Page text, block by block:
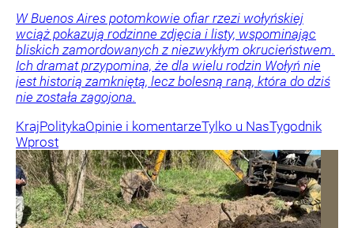
W Buenos Aires potomkowie ofiar rzezi wołyńskiej
wciąż pokazują rodzinne zdjęcia i listy, wspominając
bliskich zamordowanych z niezwykłym okrucieństwem.
Ich dramat przypomina, że dla wielu rodzin Wołyń nie
jest historią zamkniętą, lecz bolesną raną, która do dziś
nie została zagojona.
KrajPolitykaOpinie i komentarzeTylko u NasTygodnik
Wprost